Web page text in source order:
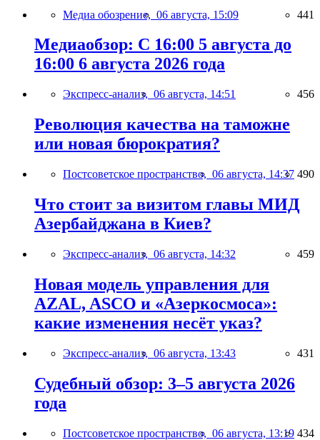
Медиа обозрение, 06 августа, 15:09 441
Медиаобзор: С 16:00 5 августа до
16:00 6 августа 2026 года
Экспресс-анализ, 06 августа, 14:51 456
Революция качества на таможне
или новая бюрократия?
Постсоветское пространство, 06 августа, 14:37 490
Что стоит за визитом главы МИД
Азербайджана в Киев?
Экспресс-анализ, 06 августа, 14:32 459
Новая модель управления для
AZAL, ASCO и «Азеркосмоса»:
какие изменения несёт указ?
Экспресс-анализ, 06 августа, 13:43 431
Судебный обзор: 3–5 августа 2026
года
Постсоветское пространство, 06 августа, 13:19 434